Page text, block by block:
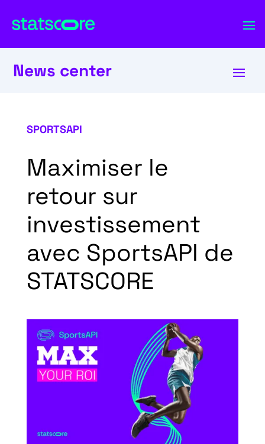
News center
SPORTSAPI
Maximiser le
retour sur
investissement
avec SportsAPI de
STATSCORE